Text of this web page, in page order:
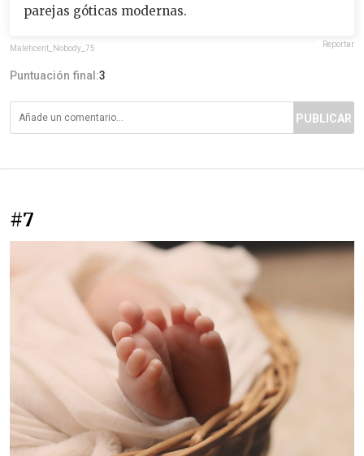
parejas góticas modernas.
Maleficent_Nobody_75 Reportar
Puntuación final:3
PUBLICAR
#7